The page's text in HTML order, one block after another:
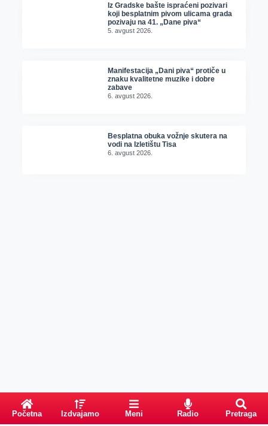
Iz Gradske bašte ispraćeni pozivari
koji besplatnim pivom ulicama grada
pozivaju na 41. „Dane piva“
5. avgust 2026.
Manifestacija „Dani piva“ protiče u
znaku kvalitetne muzike i dobre
zabave
6. avgust 2026.
Besplatna obuka vožnje skutera na
vodi na Izletištu Tisa
6. avgust 2026.
Početna Izdvajamo Meni Radio Pretraga